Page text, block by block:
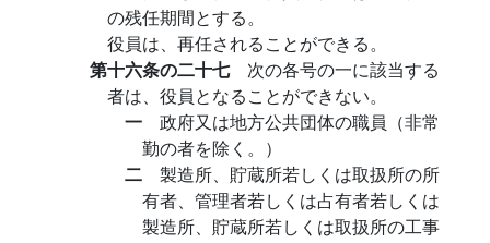
の残任期間とする。
役員は、再任されることができる。
第十六条の二十七 次の各号の一に該当する
者は、役員となることができない。
一 政府又は地方公共団体の職員（非常
勤の者を除く。）
二 製造所、貯蔵所若しくは取扱所の所
有者、管理者若しくは占有者若しくは
製造所、貯蔵所若しくは取扱所の工事